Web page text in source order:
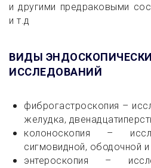
и другими предраковыми
и т.д
ВИДЫ
ИССЛЕДОВАНИЙ
фиброгастроскопия –
желудка,
колоноскопия –
сигмовидной, ободочной
энтероскопия –